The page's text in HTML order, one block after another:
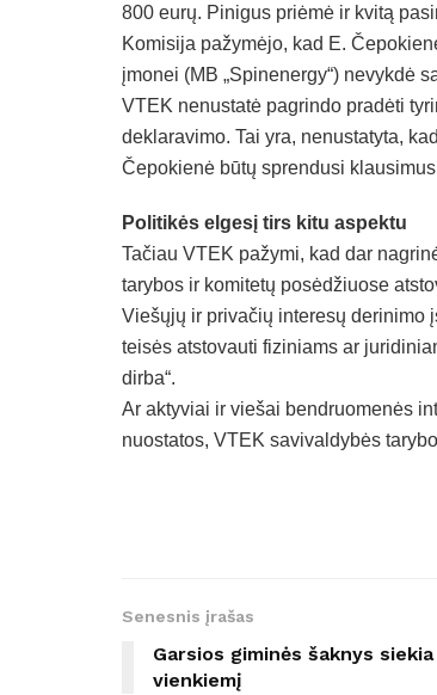
800 eurų. Pinigus priėmė ir kvitą
Komisija pažymėjo, kad E.
įmonei (MB „Spinenergy“) nevykdė
VTEK nenustatė pagrindo pradėti
deklaravimo. Tai yra, nenustatyta,
Čepokienė būtų sprendusi
Politikės elgesį tirs kitu aspektu
Tačiau VTEK pažymi, kad dar
tarybos ir komitetų posėdžiuose
Viešųjų ir privačių interesų derinimo
teisės atstovauti fiziniams ar
dirba“.
Ar aktyviai ir viešai bendruomenės
nuostatos, VTEK savivaldybės
Senesnis įrašas
Garsios giminės šaknys
vienkiemį